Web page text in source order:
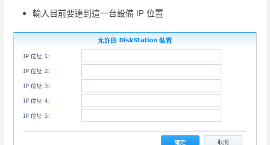
輸入目前要連到這一台設備 IP 位置